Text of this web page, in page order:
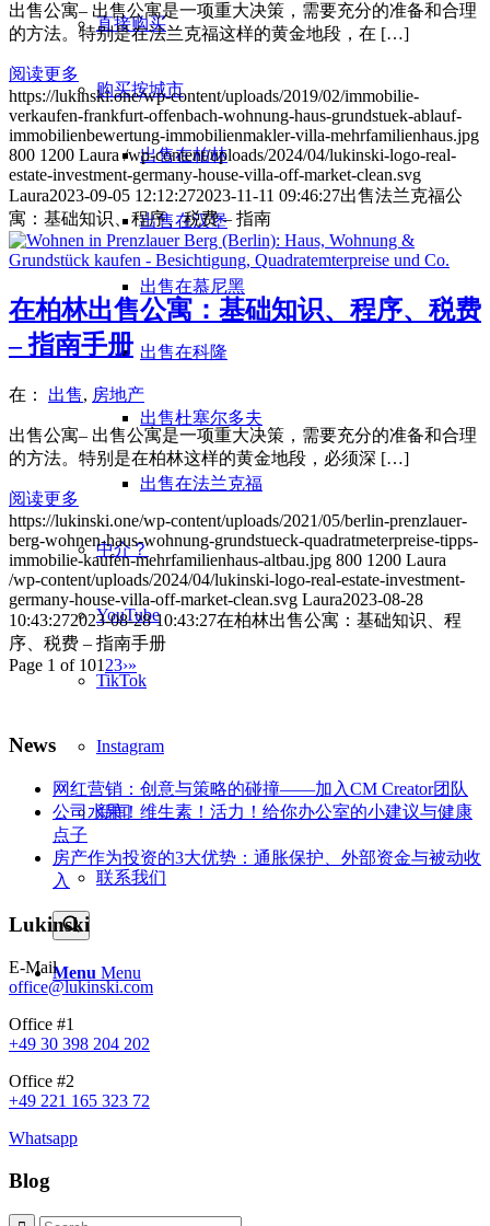
直接购买
购买按城市
出售在柏林
出售在汉堡
出售在慕尼黑
出售在科隆
出售杜塞尔多夫
出售在法兰克福
中介？
YouTube
TikTok
Instagram
新闻
联系我们
Menu Menu
出售公寓– 出售公寓是一项重大决策，需要充分的准备和合理
的方法。特别是在法兰克福这样的黄金地段，在 […]
阅读更多
https://lukinski.one/wp-content/uploads/2019/02/immobilie-
verkaufen-frankfurt-offenbach-wohnung-haus-grundstuek-ablauf-
immobilienbewertung-immobilienmakler-villa-mehrfamilienhaus.jpg
800 1200 Laura /wp-content/uploads/2024/04/lukinski-logo-real-
estate-investment-germany-house-villa-off-market-clean.svg
Laura2023-09-05 12:12:272023-11-11 09:46:27出售法兰克福公
寓：基础知识、程序、税费 – 指南
在柏林出售公寓：基础知识、程序、税费
– 指南手册
在： 出售, 房地产
出售公寓– 出售公寓是一项重大决策，需要充分的准备和合理
的方法。特别是在柏林这样的黄金地段，必须深 […]
阅读更多
https://lukinski.one/wp-content/uploads/2021/05/berlin-prenzlauer-
berg-wohnen-haus-wohnung-grundstueck-quadratmeterpreise-tipps-
immobilie-kaufen-mehrfamilienhaus-altbau.jpg 800 1200 Laura
/wp-content/uploads/2024/04/lukinski-logo-real-estate-investment-
germany-house-villa-off-market-clean.svg Laura2023-08-28
10:43:272023-08-28 10:43:27在柏林出售公寓：基础知识、程
序、税费 – 指南手册
Page 1 of 101 23›»
News
网红营销：创意与策略的碰撞——加入CM Creator团队
公司水果！维生素！活力！给你办公室的小建议与健康
点子
房产作为投资的3大优势：通胀保护、外部资金与被动收
入
Lukinski
E-Mail
office@lukinski.com
Office #1
+49 30 398 204 202
Office #2
+49 221 165 323 72
Whatsapp
Blog